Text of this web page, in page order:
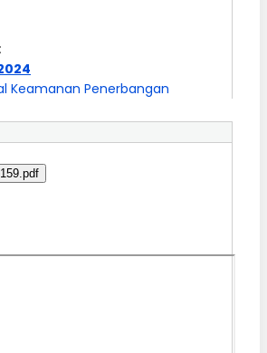
Keamanan Penerbangan